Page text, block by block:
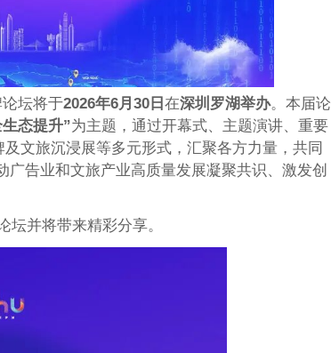
坛将于2026年6月30日 在深圳罗湖举办。本届论
态提升”为主题，通过开幕式、主题演讲、重要
文旅沉浸展等多元形式，汇聚各方力量，共同
告业和文旅产业高质量发展凝聚共识、激发创
坛并将带来精彩分享。